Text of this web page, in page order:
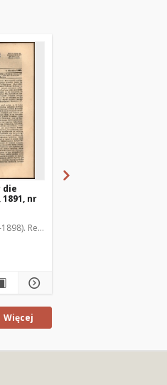
nr
Red.
Więcej